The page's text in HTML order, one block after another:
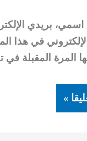
بريدي
في هذا
المرة المقبلة في